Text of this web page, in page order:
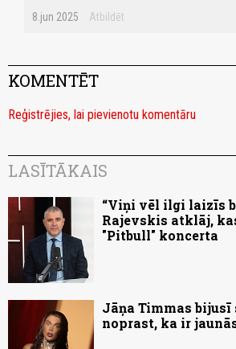
8.jun 2025 Atbildēt
KOMENTĒT
Reģistrējies, lai pievienotu komentāru
LASĪTĀKAIS
“Viņi vēl ilgi laizīs
Rajevskis atklāj,
"Pitbull" koncerta
Jāņa Timmas
noprast, ka ir